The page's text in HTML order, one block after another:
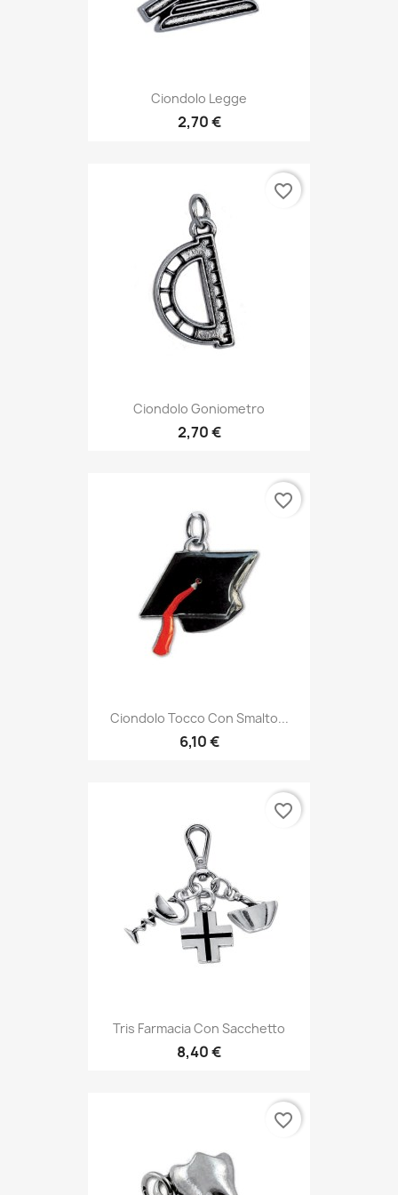
Ciondolo Legge
2,70 €
Ciondolo Goniometro
2,70 €
favorite_border
Ciondolo Tocco Con Smalto...
6,10 €
favorite_border
Tris Farmacia Con Sacchetto
8,40 €
favorite_border
favorite_border